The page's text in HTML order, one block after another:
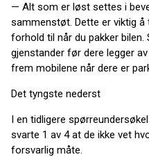
— Alt som er løst settes i
sammenstøt. Dette er viktig
forhold til når du pakker
gjenstander før dere legger
frem mobilene når dere er
Det tyngste nederst
I en tidligere
svarte 1 av 4 at de ikke vet
forsvarlig måte.